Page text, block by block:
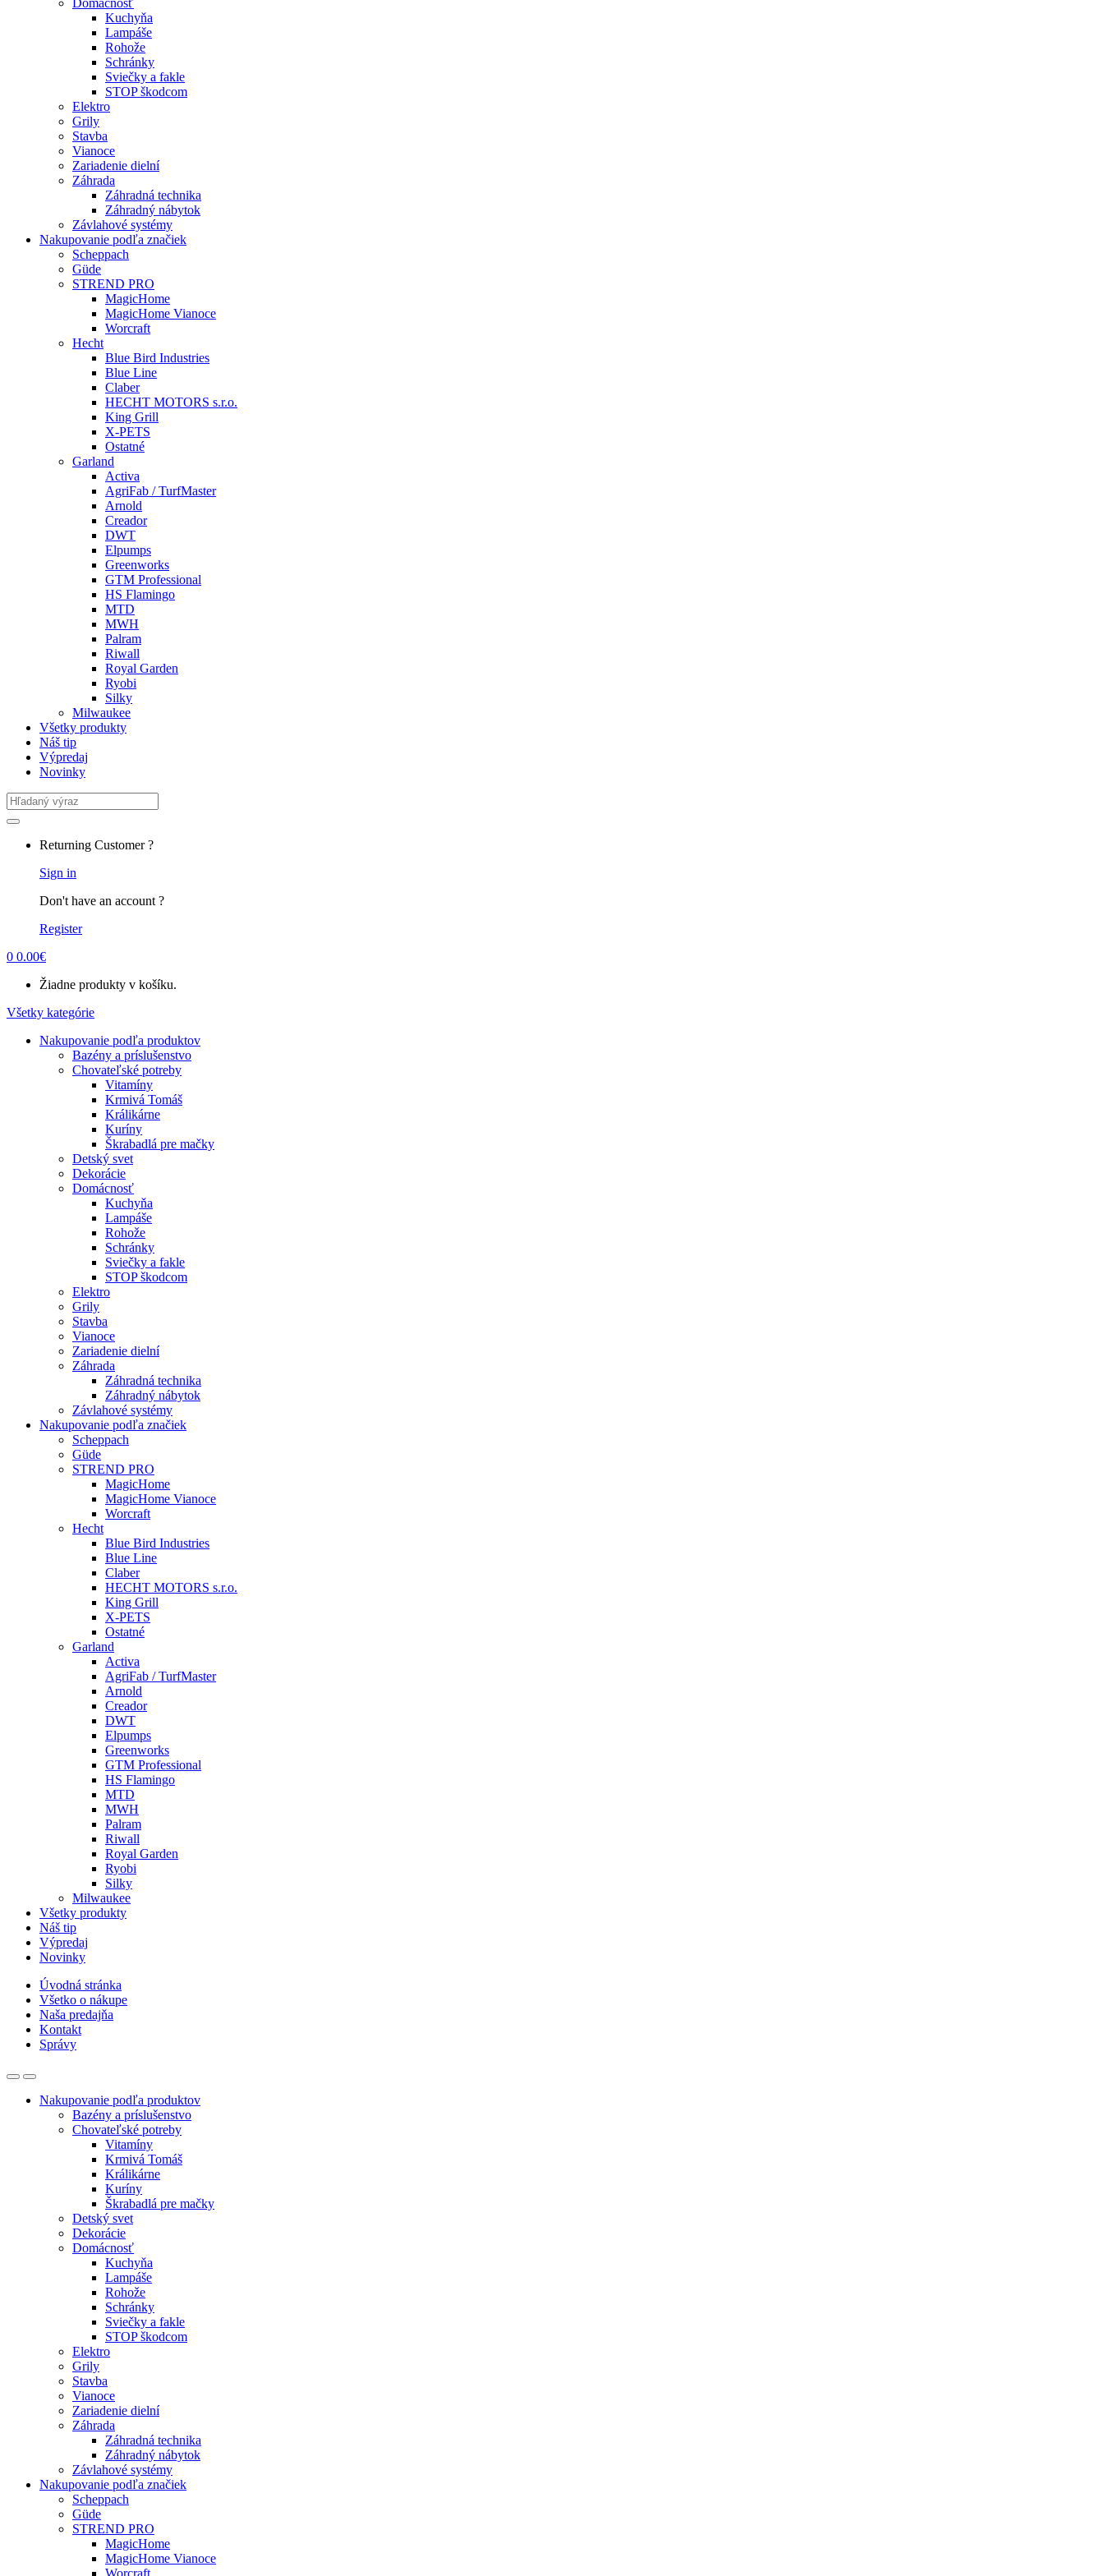
Domácnosť
Kuchyňa
Lampáše
Rohože
Schránky
Sviečky a fakle
STOP škodcom
Elektro
Grily
Stavba
Vianoce
Zariadenie dielní
Záhrada
Záhradná technika
Záhradný nábytok
Závlahové systémy
Nakupovanie podľa značiek
Scheppach
Güde
STREND PRO
MagicHome
MagicHome Vianoce
Worcraft
Hecht
Blue Bird Industries
Blue Line
Claber
HECHT MOTORS s.r.o.
King Grill
X-PETS
Ostatné
Garland
Activa
AgriFab / TurfMaster
Arnold
Creador
DWT
Elpumps
Greenworks
GTM Professional
HS Flamingo
MTD
MWH
Palram
Riwall
Royal Garden
Ryobi
Silky
Milwaukee
Všetky produkty
Náš tip
Výpredaj
Novinky
Search
for:
Returning Customer ?
Sign in
Don't have an account ?
Register
0 0.00€
Žiadne produkty v košíku.
Všetky kategórie
Nakupovanie podľa produktov
Bazény a príslušenstvo
Chovateľské potreby
Vitamíny
Krmivá Tomáš
Králikárne
Kuríny
Škrabadlá pre mačky
Detský svet
Dekorácie
Domácnosť
Kuchyňa
Lampáše
Rohože
Schránky
Sviečky a fakle
STOP škodcom
Elektro
Grily
Stavba
Vianoce
Zariadenie dielní
Záhrada
Záhradná technika
Záhradný nábytok
Závlahové systémy
Nakupovanie podľa značiek
Scheppach
Güde
STREND PRO
MagicHome
MagicHome Vianoce
Worcraft
Hecht
Blue Bird Industries
Blue Line
Claber
HECHT MOTORS s.r.o.
King Grill
X-PETS
Ostatné
Garland
Activa
AgriFab / TurfMaster
Arnold
Creador
DWT
Elpumps
Greenworks
GTM Professional
HS Flamingo
MTD
MWH
Palram
Riwall
Royal Garden
Ryobi
Silky
Milwaukee
Všetky produkty
Náš tip
Výpredaj
Novinky
Úvodná stránka
Všetko o nákupe
Naša predajňa
Kontakt
Správy
Nakupovanie podľa produktov
Bazény a príslušenstvo
Chovateľské potreby
Vitamíny
Krmivá Tomáš
Králikárne
Kuríny
Škrabadlá pre mačky
Detský svet
Dekorácie
Domácnosť
Kuchyňa
Lampáše
Rohože
Schránky
Sviečky a fakle
STOP škodcom
Elektro
Grily
Stavba
Vianoce
Zariadenie dielní
Záhrada
Záhradná technika
Záhradný nábytok
Závlahové systémy
Nakupovanie podľa značiek
Scheppach
Güde
STREND PRO
MagicHome
MagicHome Vianoce
Worcraft